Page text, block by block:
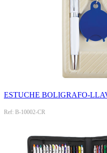
ESTUCHE BOLIGRAFO-
Ref: B-10002-CR